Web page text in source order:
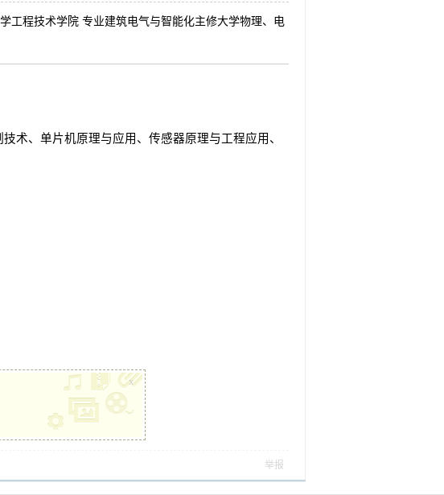
工程技术学院 专业建筑电气与智能化主修大学物理、电
术、单片机原理与应用、传感器原理与工程应用、
x
举报